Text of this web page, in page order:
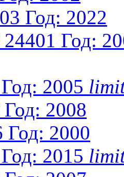
Год: 2022
24401 Год:
Год: 2005
Год: 2008
Год: 2000
Год: 2015